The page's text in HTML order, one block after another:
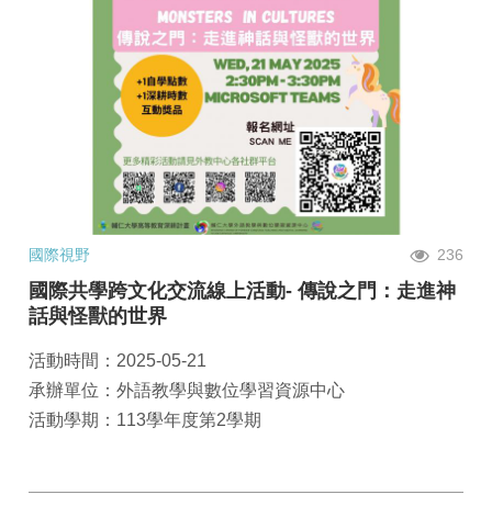
國際視野 236
國際共學跨文化交流線上活動- 傳說之門：走進神
話與怪獸的世界
活動時間：2025-05-21
承辦單位：外語教學與數位學習資源中心
活動學期：113學年度第2學期